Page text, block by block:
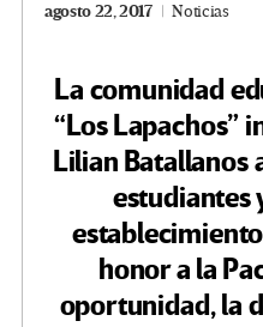
agosto 22, 2017 Noticias
La comunidad
“Los Lapachos”
Lilian Batallanos
estudiantes
honor a la
oportunidad, la